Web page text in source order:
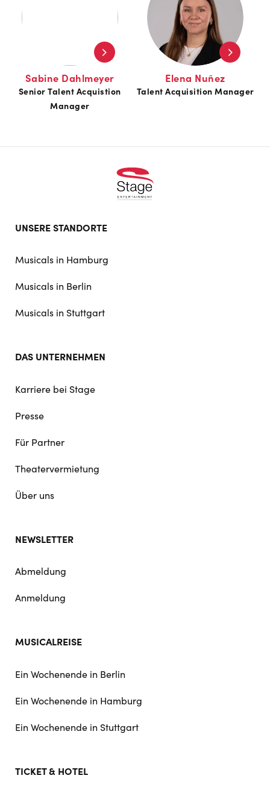
Sabine Dahlmeyer
Senior Talent Acquistion
Manager
Elena Nuñez
Talent Acquisition Manager
doormat
UNSERE STANDORTE
Musicals in Hamburg
Musicals in Berlin
Musicals in Stuttgart
DAS UNTERNEHMEN
Karriere bei Stage
Presse
Für Partner
Theatervermietung
Über uns
NEWSLETTER
Abmeldung
Anmeldung
MUSICALREISE
Ein Wochenende in Berlin
Ein Wochenende in Hamburg
Ein Wochenende in Stuttgart
TICKET & HOTEL